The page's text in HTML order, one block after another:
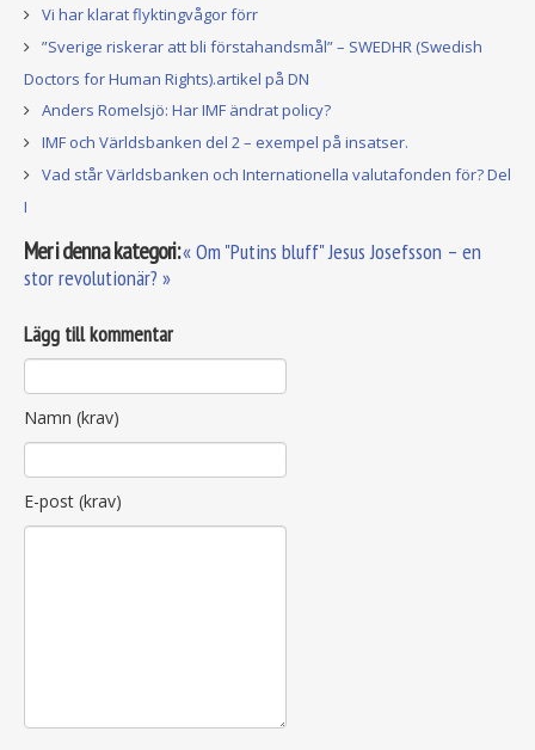
Vi har klarat flyktingvågor förr
”Sverige riskerar att bli förstahandsmål” – SWEDHR (Swedish
Doctors for Human Rights).artikel på DN
Anders Romelsjö: Har IMF ändrat policy?
IMF och Världsbanken del 2 – exempel på insatser.
Vad står Världsbanken och Internationella valutafonden för? Del
I
Mer i denna kategori:« Om "Putins bluff"Jesus Josefsson – en
stor revolutionär? »
Lägg till kommentar
Namn (krav)
E-post (krav)